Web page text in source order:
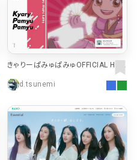
きゃりーぱみゅぱみゅOFFICIAL HOM
d.tsunemi